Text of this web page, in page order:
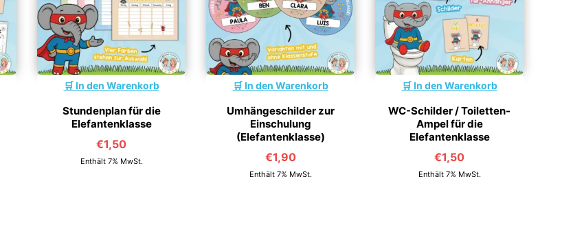
In den Warenkorb
Stundenplan für die
Elefantenklasse
€1,50
Enthält 7% MwSt.
In den Warenkorb
Umhängeschilder zur
Einschulung
(Elefantenklasse)
€1,90
Enthält 7% MwSt.
In den Warenkorb
WC-Schilder / Toiletten-
Ampel für die
Elefantenklasse
€1,50
Enthält 7% MwSt.